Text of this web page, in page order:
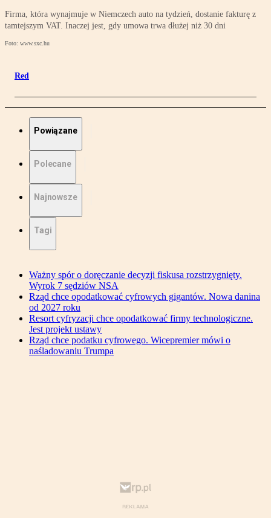
Firma, która wynajmuje w Niemczech auto na tydzień, dostanie fakturę z
tamtejszym VAT. Inaczej jest, gdy umowa trwa dłużej niż 30 dni
Foto: www.sxc.hu
Red
Powiązane
Polecane
Najnowsze
Tagi
Ważny spór o doręczanie decyzji fiskusa rozstrzygnięty.
Wyrok 7 sędziów NSA
Rząd chce opodatkować cyfrowych gigantów. Nowa danina
od 2027 roku
Resort cyfryzacji chce opodatkować firmy technologiczne.
Jest projekt ustawy
Rząd chce podatku cyfrowego. Wicepremier mówi o
naśladowaniu Trumpa